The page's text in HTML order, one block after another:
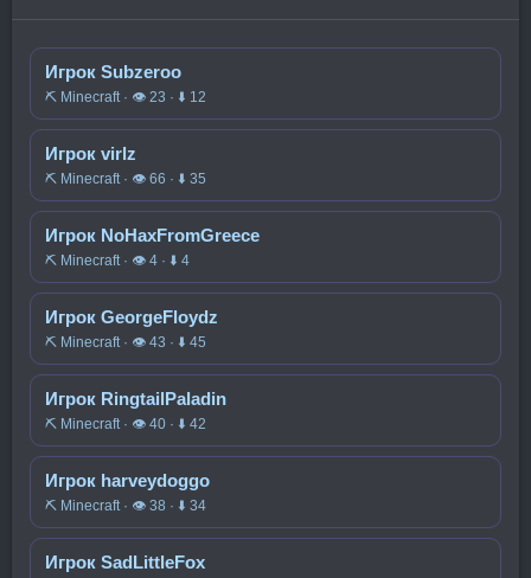
Игрок Subzeroo
⛏️ Minecraft · 👁 23 · ⬇ 12
Игрок virlz
⛏️ Minecraft · 👁 66 · ⬇ 35
Игрок NoHaxFromGreece
⛏️ Minecraft · 👁 4 · ⬇ 4
Игрок GeorgeFloydz
⛏️ Minecraft · 👁 43 · ⬇ 45
Игрок RingtailPaladin
⛏️ Minecraft · 👁 40 · ⬇ 42
Игрок harveydoggo
⛏️ Minecraft · 👁 38 · ⬇ 34
Игрок SadLittleFox